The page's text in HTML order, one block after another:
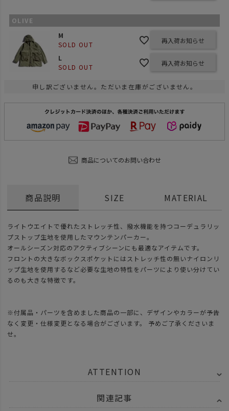
OLIVE
M
SOLD OUT
再入荷お知らせ
L
SOLD OUT
再入荷お知らせ
申し訳ございません。ただいま在庫がございません。
商品についてのお問い合わせ
商品説明
ライトウエイトで優れたストレッチ性、撥水機能を持つコーデュラリッ
プストップ生地を使用したマウンテンパーカー。
オールシーズン対応のアクティブシーンにも最適なアイテムです。
フロントの大きなボックスポケットにはストレッチ性の無いナイロンリ
ップ生地を使用するなど必要な生地の特性をパーツにより使い分けてい
るのも大きな特徴です。
※付属品・パーツを含めました商品の一部に、デザインやカラーが予告
なく変更・仕様変更となる場合がございます。 予めご了承くださいま
せ。
SIZE MATERIAL
ATTENTION
関連記事